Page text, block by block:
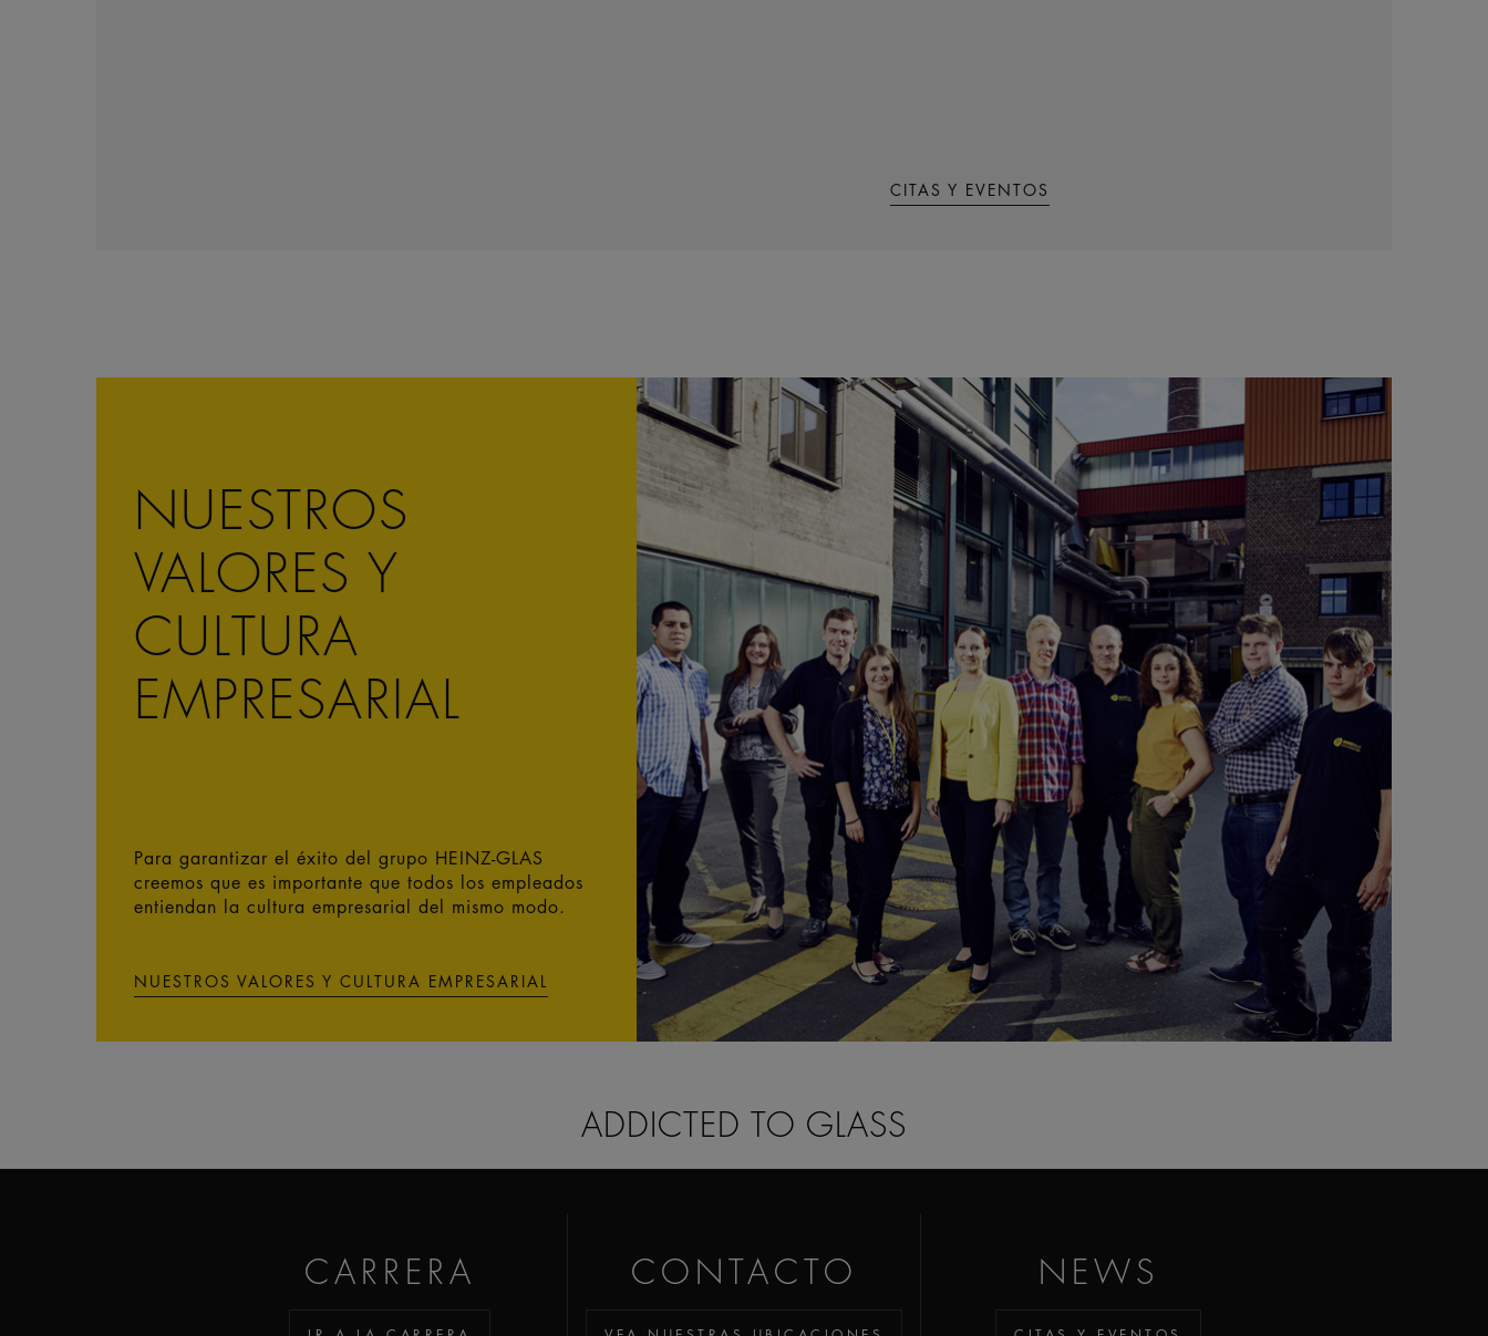
CITAS Y EVENTOS
NUESTROS
VALORES Y
CULTURA
EMPRESARIAL
Para garantizar el éxito del grupo HEINZ-GLAS
creemos que es importante que todos los empleados
entiendan la cultura empresarial del mismo modo.
NUESTROS VALORES Y CULTURA EMPRESARIAL
ADDICTED TO GLASS
CARRERA CONTACTO NEWS